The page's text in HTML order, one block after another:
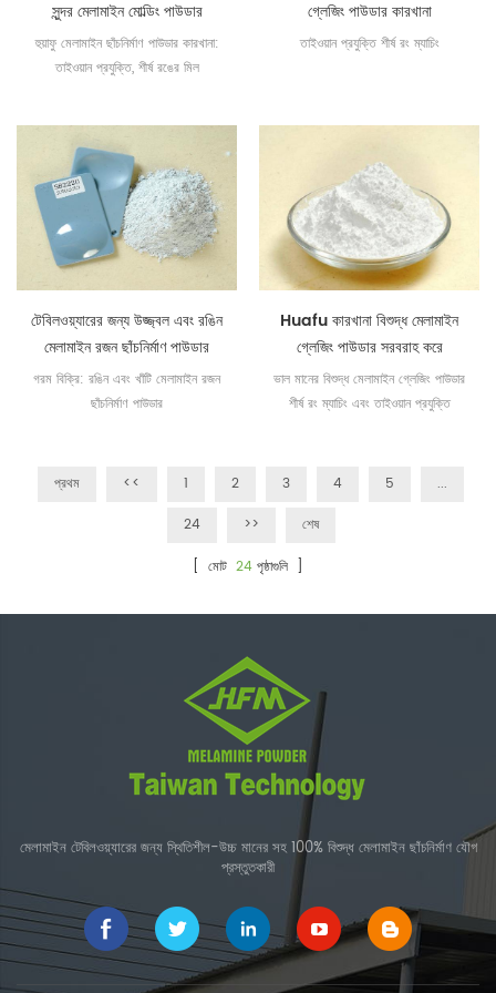
সুন্দর মেলামাইন মোল্ডিং পাউডার
হুয়াফু মেলামাইন ছাঁচনির্মাণ পাউডার কারখানা:
তাইওয়ান প্রযুক্তি, শীর্ষ রঙের মিল
গ্লেজিং পাউডার কারখানা
তাইওয়ান প্রযুক্তি শীর্ষ রং ম্যাচিং
টেবিলওয়্যারের জন্য উজ্জ্বল এবং রঙিন
মেলামাইন রজন ছাঁচনির্মাণ পাউডার
গরম বিক্রি: রঙিন এবং খাঁটি মেলামাইন রজন
ছাঁচনির্মাণ পাউডার
Huafu কারখানা বিশুদ্ধ মেলামাইন
গ্লেজিং পাউডার সরবরাহ করে
ভাল মানের বিশুদ্ধ মেলামাইন গ্লেজিং পাউডার
শীর্ষ রং ম্যাচিং এবং তাইওয়ান প্রযুক্তি
প্রথম << 1 2 3 4 5
...
24
>>
শেষ
[ মোট 24 পৃষ্ঠাগুলি ]
মেলামাইন টেবিলওয়্যারের জন্য স্থিতিশীল-উচ্চ মানের সহ 100% বিশুদ্ধ মেলামাইন ছাঁচনির্মাণ যৌগ
প্রস্তুতকারী